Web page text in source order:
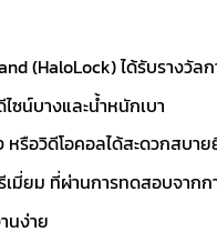
(HaloLock) ได้รับราง
ซน์บางและน้ำหนักเบา
รือวิดีโอคอลได้สะดวกสบา
ยม ที่ผ่านการทดสอบจากก
นง่าย